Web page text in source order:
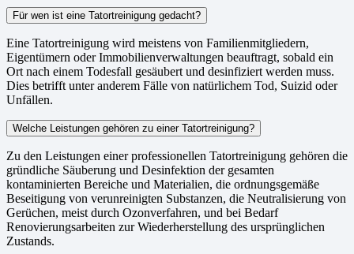
Für wen ist eine Tatortreinigung gedacht?
Eine Tatortreinigung wird meistens von Familienmitgliedern,
Eigentümern oder Immobilienverwaltungen beauftragt, sobald ein
Ort nach einem Todesfall gesäubert und desinfiziert werden muss.
Dies betrifft unter anderem Fälle von natürlichem Tod, Suizid oder
Unfällen.
Welche Leistungen gehören zu einer Tatortreinigung?
Zu den Leistungen einer professionellen Tatortreinigung gehören die
gründliche Säuberung und Desinfektion der gesamten
kontaminierten Bereiche und Materialien, die ordnungsgemäße
Beseitigung von verunreinigten Substanzen, die Neutralisierung von
Gerüchen, meist durch Ozonverfahren, und bei Bedarf
Renovierungsarbeiten zur Wiederherstellung des ursprünglichen
Zustands.